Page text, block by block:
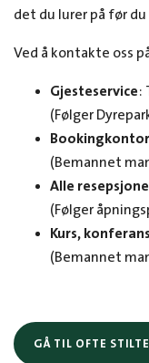
det du lurer på før
Ved å kontakte oss
Gjesteservice:
(Følger
(Bemannet
Alle
(Følger
Kurs,
(Bemannet
GÅ TIL OFTE